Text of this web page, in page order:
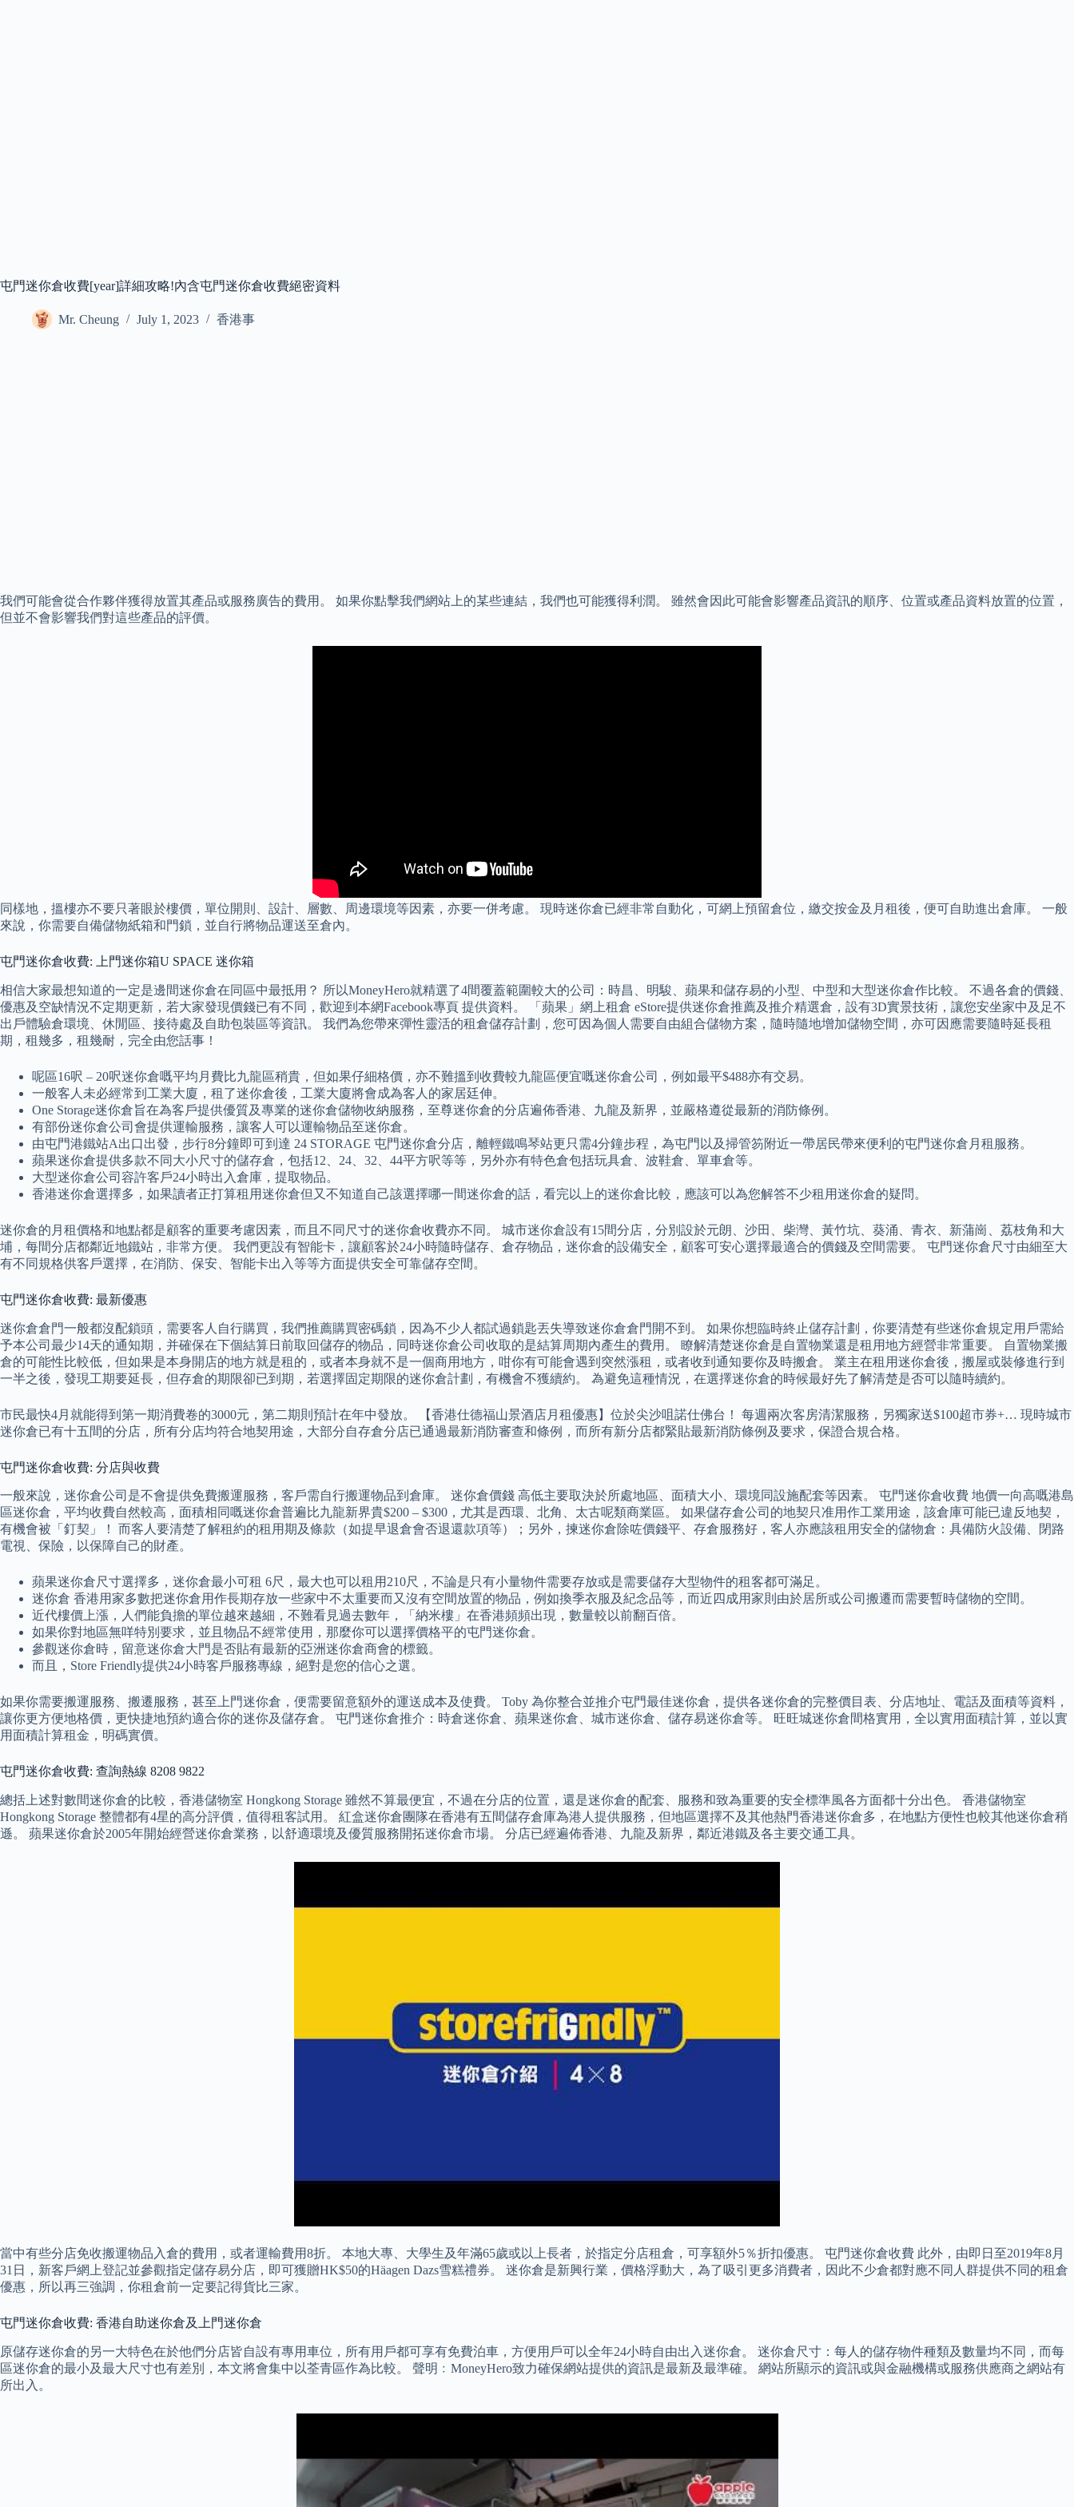
屯門迷你倉收費[year]詳細攻略!內含屯門迷你倉收費絕密資料
Mr. Cheung July 1, 2023 香港事
我們可能會從合作夥伴獲得放置其產品或服務廣告的費用。 如果你點擊我們網站上的某些連結，我們也可能獲得利潤。 雖然會因此可能會影響產品資訊的順序、位置或產品資料放置的位置，
但並不會影響我們對這些產品的評價。
同樣地，搵樓亦不要只著眼於樓價，單位開則、設計、層數、周邊環境等因素，亦要一併考慮。 現時迷你倉已經非常自動化，可網上預留倉位，繳交按金及月租後，便可自助進出倉庫。 一般
來說，你需要自備儲物紙箱和門鎖，並自行將物品運送至倉內。
屯門迷你倉收費: 上門迷你箱U SPACE 迷你箱
相信大家最想知道的一定是邊間迷你倉在同區中最抵用？ 所以MoneyHero就精選了4間覆蓋範圍較大的公司：時昌、明駿、蘋果和儲存易的小型、中型和大型迷你倉作比較。 不過各倉的價錢、
優惠及空缺情況不定期更新，若大家發現價錢已有不同，歡迎到本網Facebook專頁 提供資料。 「蘋果」網上租倉 eStore提供迷你倉推薦及推介精選倉，設有3D實景技術，讓您安坐家中及足不
出戶體驗倉環境、休閒區、接待處及自助包裝區等資訊。 我們為您帶來彈性靈活的租倉儲存計劃，您可因為個人需要自由組合儲物方案，隨時隨地增加儲物空間，亦可因應需要隨時延長租
期，租幾多，租幾耐，完全由您話事！
呢區16呎 – 20呎迷你倉嘅平均月費比九龍區稍貴，但如果仔細格價，亦不難搵到收費較九龍區便宜嘅迷你倉公司，例如最平$488亦有交易。
一般客人未必經常到工業大廈，租了迷你倉後，工業大廈將會成為客人的家居廷伸。
One Storage迷你倉旨在為客戶提供優質及專業的迷你倉儲物收納服務，至尊迷你倉的分店遍佈香港、九龍及新界，並嚴格遵從最新的消防條例。
有部份迷你倉公司會提供運輸服務，讓客人可以運輸物品至迷你倉。
由屯門港鐵站A出口出發，步行8分鐘即可到達 24 STORAGE 屯門迷你倉分店，離輕鐵鳴琴站更只需4分鐘步程，為屯門以及掃管笏附近一帶居民帶來便利的屯門迷你倉月租服務。
蘋果迷你倉提供多款不同大小尺寸的儲存倉，包括12、24、32、44平方呎等等，另外亦有特色倉包括玩具倉、波鞋倉、單車倉等。
大型迷你倉公司容許客戶24小時出入倉庫，提取物品。
香港迷你倉選擇多，如果讀者正打算租用迷你倉但又不知道自己該選擇哪一間迷你倉的話，看完以上的迷你倉比較，應該可以為您解答不少租用迷你倉的疑問。
迷你倉的月租價格和地點都是顧客的重要考慮因素，而且不同尺寸的迷你倉收費亦不同。 城市迷你倉設有15間分店，分別設於元朗、沙田、柴灣、黃竹坑、葵涌、青衣、新蒲崗、荔枝角和大
埔，每間分店都鄰近地鐵站，非常方便。 我們更設有智能卡，讓顧客於24小時隨時儲存、倉存物品，迷你倉的設備安全，顧客可安心選擇最適合的價錢及空間需要。 屯門迷你倉尺寸由細至大
有不同規格供客戶選擇，在消防、保安、智能卡出入等等方面提供安全可靠儲存空間。
屯門迷你倉收費: 最新優惠
迷你倉倉門一般都沒配鎖頭，需要客人自行購買，我們推薦購買密碼鎖，因為不少人都試過鎖匙丟失導致迷你倉倉門開不到。 如果你想臨時終止儲存計劃，你要清楚有些迷你倉規定用戶需給
予本公司最少14天的通知期，并確保在下個結算日前取回儲存的物品，同時迷你倉公司收取的是結算周期內產生的費用。 瞭解清楚迷你倉是自置物業還是租用地方經營非常重要。 自置物業搬
倉的可能性比較低，但如果是本身開店的地方就是租的，或者本身就不是一個商用地方，咁你有可能會遇到突然漲租，或者收到通知要你及時搬倉。 業主在租用迷你倉後，搬屋或裝修進行到
一半之後，發現工期要延長，但存倉的期限卻已到期，若選擇固定期限的迷你倉計劃，有機會不獲續約。 為避免這種情況，在選擇迷你倉的時候最好先了解清楚是否可以隨時續約。
市民最快4月就能得到第一期消費卷的3000元，第二期則預計在年中發放。 【香港仕德福山景酒店月租優惠】位於尖沙咀諾仕佛台！ 每週兩次客房清潔服務，另獨家送$100超市券+… 現時城市
迷你倉已有十五間的分店，所有分店均符合地契用途，大部分自存倉分店已通過最新消防審查和條例，而所有新分店都緊貼最新消防條例及要求，保證合規合格。
屯門迷你倉收費: 分店與收費
一般來說，迷你倉公司是不會提供免費搬運服務，客戶需自行搬運物品到倉庫。 迷你倉價錢 高低主要取決於所處地區、面積大小、環境同設施配套等因素。 屯門迷你倉收費 地價一向高嘅港島
區迷你倉，平均收費自然較高，面積相同嘅迷你倉普遍比九龍新界貴$200 – $300，尤其是西環、北角、太古呢類商業區。 如果儲存倉公司的地契只准用作工業用途，該倉庫可能已違反地契，
有機會被「釘契」！ 而客人要清楚了解租約的租用期及條款（如提早退倉會否退還款項等）；另外，揀迷你倉除咗價錢平、存倉服務好，客人亦應該租用安全的儲物倉：具備防火設備、閉路
電視、保險，以保障自己的財產。
蘋果迷你倉尺寸選擇多，迷你倉最小可租 6尺，最大也可以租用210尺，不論是只有小量物件需要存放或是需要儲存大型物件的租客都可滿足。
迷你倉 香港用家多數把迷你倉用作長期存放一些家中不太重要而又沒有空間放置的物品，例如換季衣服及紀念品等，而近四成用家則由於居所或公司搬遷而需要暫時儲物的空間。
近代樓價上漲，人們能負擔的單位越來越細，不難看見過去數年，「納米樓」在香港頻頻出現，數量較以前翻百倍。
如果你對地區無咩特別要求，並且物品不經常使用，那麼你可以選擇價格平的屯門迷你倉。
參觀迷你倉時，留意迷你倉大門是否貼有最新的亞洲迷你倉商會的標籤。
而且，Store Friendly提供24小時客戶服務專線，絕對是您的信心之選。
如果你需要搬運服務、搬遷服務，甚至上門迷你倉，便需要留意額外的運送成本及使費。 Toby 為你整合並推介屯門最佳迷你倉，提供各迷你倉的完整價目表、分店地址、電話及面積等資料，
讓你更方便地格價，更快捷地預約適合你的迷你及儲存倉。 屯門迷你倉推介：時倉迷你倉、蘋果迷你倉、城市迷你倉、儲存易迷你倉等。 旺旺城迷你倉間格實用，全以實用面積計算，並以實
用面積計算租金，明碼實價。
屯門迷你倉收費: 查詢熱線 8208 9822
總括上述對數間迷你倉的比較，香港儲物室 Hongkong Storage 雖然不算最便宜，不過在分店的位置，還是迷你倉的配套、服務和致為重要的安全標準風各方面都十分出色。 香港儲物室
Hongkong Storage 整體都有4星的高分評價，值得租客試用。 紅盒迷你倉團隊在香港有五間儲存倉庫為港人提供服務，但地區選擇不及其他熱門香港迷你倉多，在地點方便性也較其他迷你倉稍
遜。 蘋果迷你倉於2005年開始經營迷你倉業務，以舒適環境及優質服務開拓迷你倉市場。 分店已經遍佈香港、九龍及新界，鄰近港鐵及各主要交通工具。
當中有些分店免收搬運物品入倉的費用，或者運輸費用8折。 本地大專、大學生及年滿65歲或以上長者，於指定分店租倉，可享額外5％折扣優惠。 屯門迷你倉收費 此外，由即日至2019年8月
31日，新客戶網上登記並參觀指定儲存易分店，即可獲贈HK$50的Häagen Dazs雪糕禮券。 迷你倉是新興行業，價格浮動大，為了吸引更多消費者，因此不少倉都對應不同人群提供不同的租倉
優惠，所以再三強調，你租倉前一定要記得貨比三家。
屯門迷你倉收費: 香港自助迷你倉及上門迷你倉
原儲存迷你倉的另一大特色在於他們分店皆自設有專用車位，所有用戶都可享有免費泊車，方便用戶可以全年24小時自由出入迷你倉。 迷你倉尺寸：每人的儲存物件種類及數量均不同，而每
區迷你倉的最小及最大尺寸也有差別，本文將會集中以荃青區作為比較。 聲明﹕MoneyHero致力確保網站提供的資訊是最新及最準確。 網站所顯示的資訊或與金融機構或服務供應商之網站有
所出入。